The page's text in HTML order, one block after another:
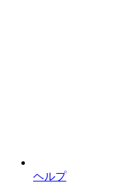
ヘルプ